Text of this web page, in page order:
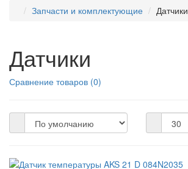
Запчасти и комплектующие
Датчики
Датчики
Сравнение товаров (0)